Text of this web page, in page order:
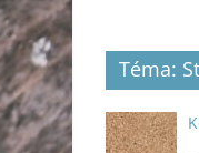
Téma: